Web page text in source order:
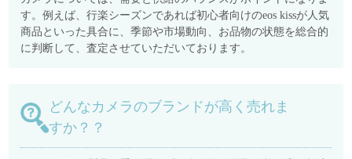
す。例えば、行楽シーズンであれば初心者向けのeos kissが人気
商品といった具合に、季節や市場動向、お品物の状態を総合的
に判断して、査定させていただいております。
どんなカメラのブランドが高く売れま
すか？？